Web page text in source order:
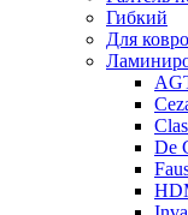
Гибкий
Для
De